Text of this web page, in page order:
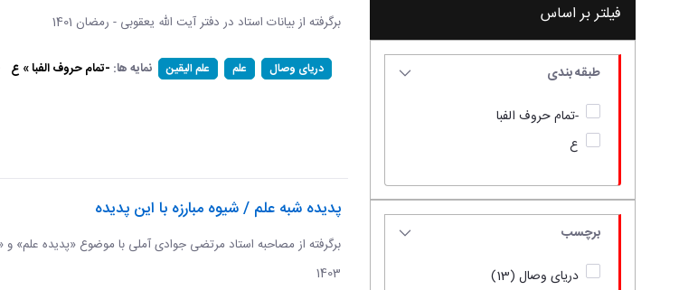
فیلتر بر اساس
طبقه بندی
-تمام حروف الفبا
ع
برچسب
دریای وصال (13)
برگرفته از بیانات استاد در دفتر آیت الله یعقوبی - رمضان 1401
دریای وصال علم علم الیقین نمایه ها: -تمام حروف الفبا » ع
پدیده شبه علم / شیوه مبارزه با این پدیده
1403